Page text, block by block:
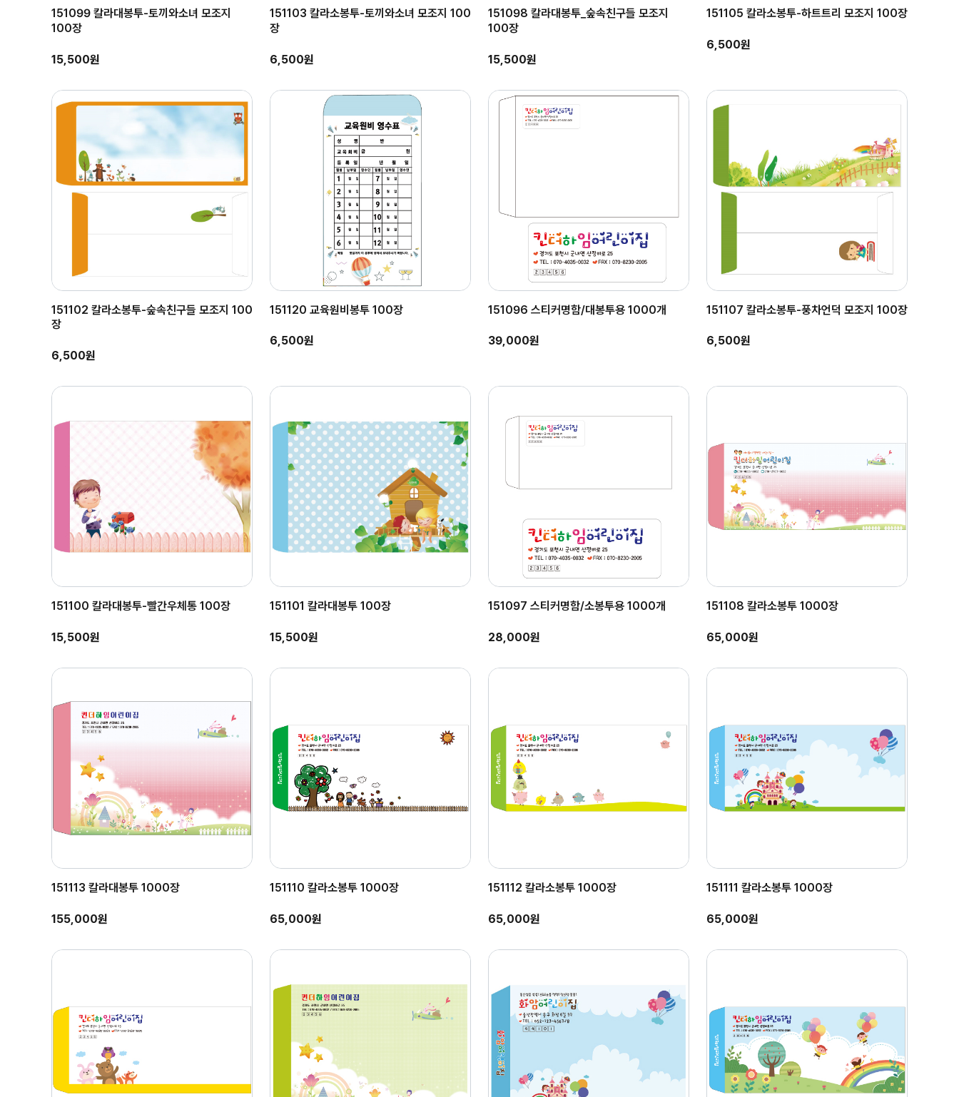
151099 칼라대봉투-토끼와소녀 모조지
100장
15,500원
151103 칼라소봉투-토끼와소녀 모조지 100
장
6,500원
151098 칼라대봉투_숲속친구들 모조지
100장
15,500원
151105 칼라소봉투-하트트리 모조지 100장
6,500원
151102 칼라소봉투-숲속친구들 모조지 100
장
6,500원
151120 교육원비봉투 100장
6,500원
151096 스티커명함/대봉투용 1000개
39,000원
151107 칼라소봉투-풍차언덕 모조지 100장
6,500원
151100 칼라대봉투-빨간우체통 100장
15,500원
151101 칼라대봉투 100장
15,500원
151097 스티커명함/소봉투용 1000개
28,000원
151108 칼라소봉투 1000장
65,000원
151113 칼라대봉투 1000장
155,000원
151110 칼라소봉투 1000장
65,000원
151112 칼라소봉투 1000장
65,000원
151111 칼라소봉투 1000장
65,000원